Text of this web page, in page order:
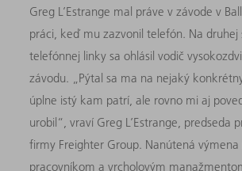
Greg L’Estrange mal práve v závode v
práci, keď mu zazvonil telefón. Na druhej
telefónnej linky sa ohlásil vodič
závodu. „Pýtal sa ma na nejaký
úplne istý kam patrí, ale rovno mi aj
urobil“, vraví Greg L’Estrange, predseda
firmy Freighter Group. Nanútená
pracovníkom a vrcholovým